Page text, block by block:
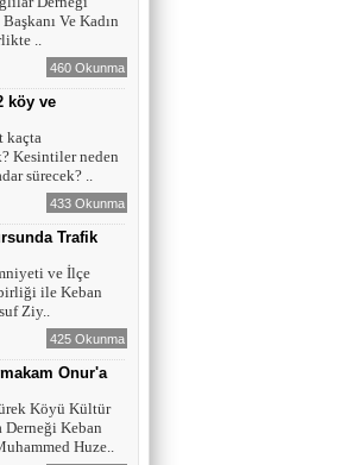
Ve Kadın
..
460 Okunma
köy ve
kaçta
Kesintiler neden
sürecek? ..
433 Okunma
Trafik
ve İlçe
ile Keban
Ziy..
425 Okunma
Onur'a
Köyü Kültür
Derneği Keban
Huze..